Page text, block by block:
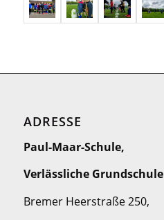
ADRESSE
Paul-Maar-Schule,
Verlässliche Grundschule
Bremer Heerstraße 250,